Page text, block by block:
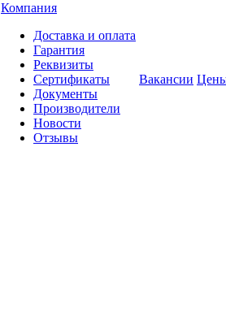
Компания
Доставка и оплата
Гарантия
Реквизиты
Сертификаты
Документы
Производители
Новости
Отзывы
Вакансии